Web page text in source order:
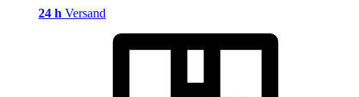
24 h Versand